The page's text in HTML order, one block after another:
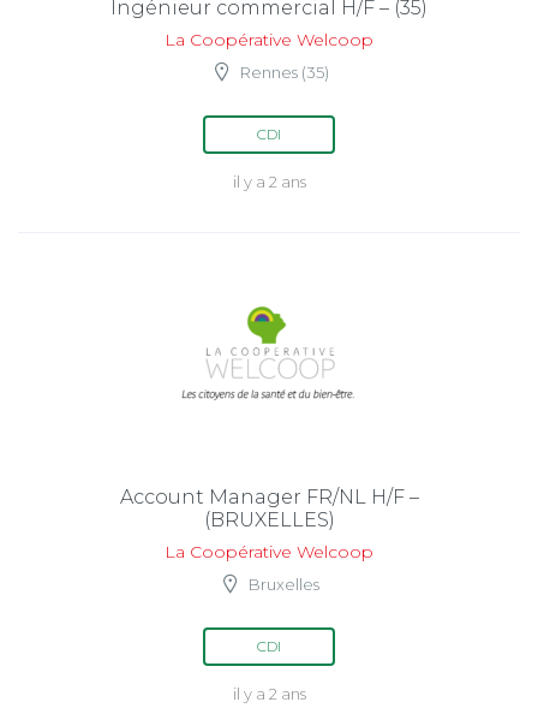
Ingénieur commercial H/F – (35)
La Coopérative Welcoop
Rennes (35)
CDI
il y a 2 ans
Account Manager FR/NL H/F –
(BRUXELLES)
La Coopérative Welcoop
Bruxelles
CDI
il y a 2 ans